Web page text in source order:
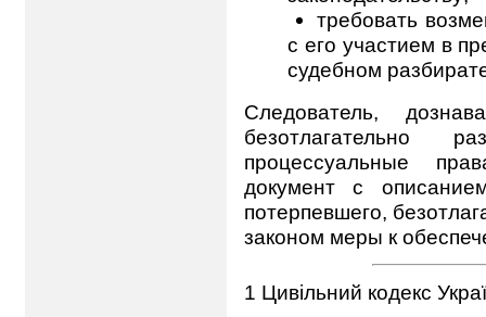
требовать
с его участием в
судебном
Следователь,
безотлагательно
процессуальные
документ с
потерпевшего,
законом меры к
1 Цивільний кодекс